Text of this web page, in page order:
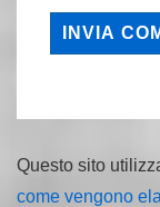
Questo sito
come vengono